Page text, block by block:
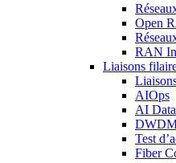
Open
RAN
Liaisons
AIOps
AI
Test
Fiber